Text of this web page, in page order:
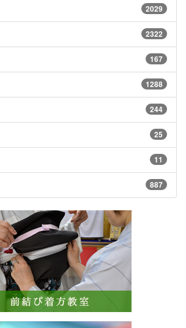
2029
2322
167
1288
244
25
11
887